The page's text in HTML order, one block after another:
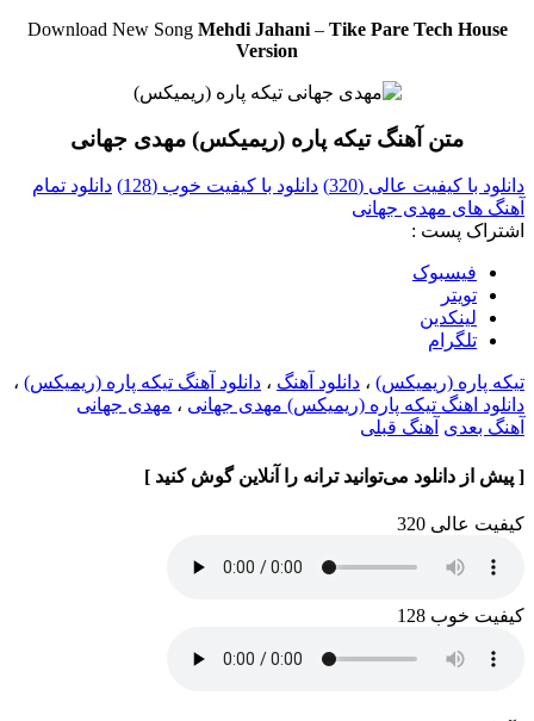
Download New Song Mehdi Jahani– Tike Pare Tech House
Version
متن آهنگ تیکه پاره (ریمیکس) مهدی جهانی
دانلود با کیفیت عالی (320) دانلود با کیفیت خوب (128)
دانلود تمام
آهنگ های مهدی جهانی
اشتراک پست :
فيسبوک
تويتر
لینکدین
تلگرام
تیکه پاره (ریمیکس) ، دانلود آهنگ ، دانلود آهنگ تیکه پاره (ریمیکس) ،
دانلود اهنگ تیکه پاره (ریمیکس) مهدی جهانی ، مهدی جهانی
آهنگ بعدی آهنگ قبلی
[ پیش از دانلود می‌توانید ترانه را آنلاین گوش کنید ]
کیفیت عالی 320
کیفیت خوب 128